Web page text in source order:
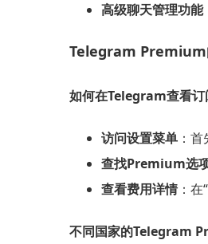
高级聊天管理功能
Telegram Premium
如何在Telegram查看订
访问设置菜单 ：
查找Premium选
查看费用详情：在
不同国家的Telegram